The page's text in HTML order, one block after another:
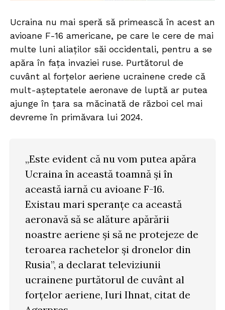
Ucraina nu mai speră să primească în acest an
avioane F-16 americane, pe care le cere de mai
multe luni aliaţilor săi occidentali, pentru a se
apăra în faţa invaziei ruse. Purtătorul de
cuvânt al forțelor aeriene ucrainene crede că
mult-așteptatele aeronave de luptă ar putea
ajunge în țara sa măcinată de război cel mai
devreme în primăvara lui 2024.
„Este evident că nu vom putea apăra
Ucraina în această toamnă şi în
această iarnă cu avioane F-16.
Existau mari speranţe ca această
aeronavă să se alăture apărării
noastre aeriene şi să ne protejeze de
teroarea rachetelor şi dronelor din
Rusia”, a declarat televiziunii
ucrainene purtătorul de cuvânt al
forţelor aeriene, Iuri Ihnat, citat de